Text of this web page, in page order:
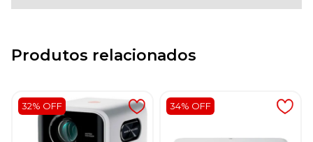
Produtos relacionados
32% OFF 34% OFF